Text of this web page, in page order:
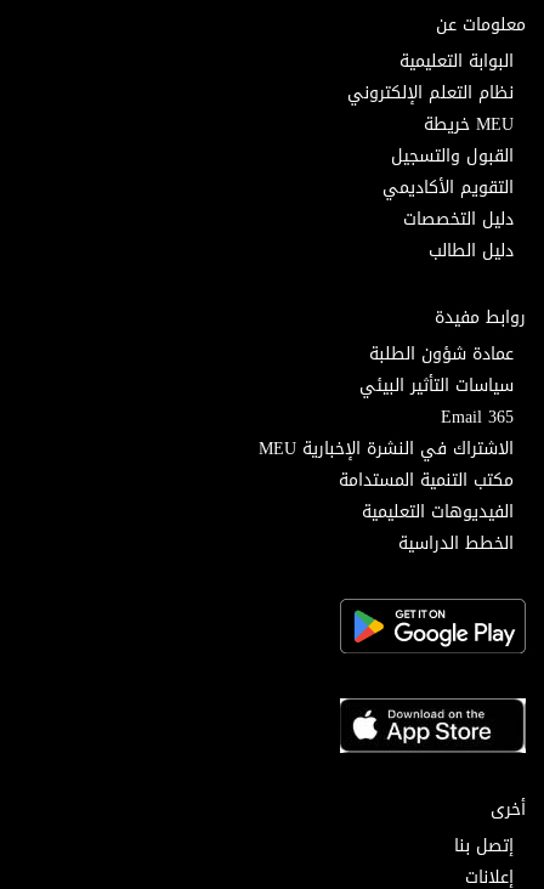
معلومات عن
البوابة التعليمية
نظام التعلم الإلكتروني
MEU خريطة
القبول والتسجيل
التقويم الأكاديمي
دليل التخصصات
دليل الطالب
روابط مفيدة
عمادة شؤون الطلبة
سياسات التأثير البيئي
Email 365
الاشتراك في النشرة الإخبارية MEU
مكتب التنمية المستدامة
الفيديوهات التعليمية
الخطط الدراسية
أخرى
إتصل بنا
إعلانات